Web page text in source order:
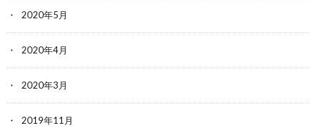
2020年5月
2020年4月
2020年3月
2019年11月